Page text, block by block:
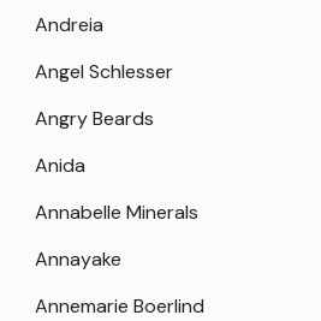
Andreia
Angel Schlesser
Angry Beards
Anida
Annabelle Minerals
Annayake
Annemarie Boerlind